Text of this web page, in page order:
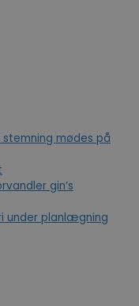
mødes på
gin’s
under planlægning